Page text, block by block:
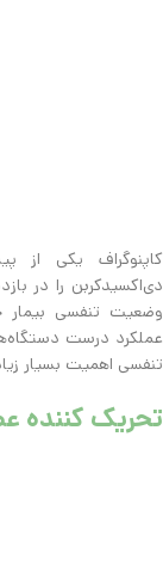
کاپنوگراف یکی از
دی‌اکسیدکربن را در
وضعیت تنفسی بیمار
عملکرد درست
تنفسی اهمیت بسیار
تحریک کننده